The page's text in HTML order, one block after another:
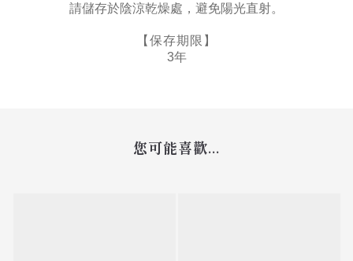
請儲存於陰涼乾燥處，避免陽光直射。
【保存期限】
3年
您可能喜歡...